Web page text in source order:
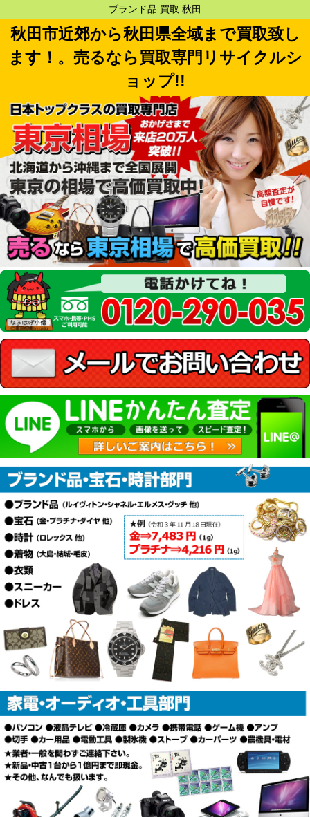
ブランド品 買取 秋田